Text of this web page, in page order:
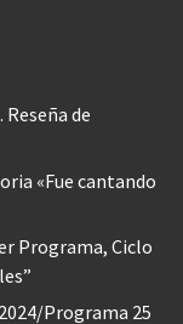
Reseña de
«Fue cantando
Programa, Ciclo
Programa 25